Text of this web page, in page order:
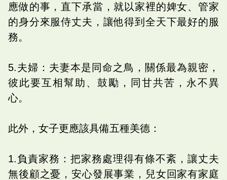
應做的事，直下承當，就以家裡的婢女、管家
的身分來服侍丈夫，讓他得到全天下最好的服
務。
5.夫婦：夫妻本是同命之鳥，關係最為親密，
彼此要互相幫助、鼓勵，同甘共苦，永不異
心。
此外，女子更應該具備五種美德：
1.負責家務：把家務處理得有條不紊，讓丈夫
無後顧之憂，安心發展事業，兒女回家有家庭